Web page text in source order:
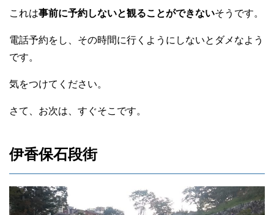
これは事前に予約しないと観ることができないそうです。
電話予約をし、その時間に行くようにしないとダメなよう
です。
気をつけてください。
さて、お次は、すぐそこです。
伊香保石段街